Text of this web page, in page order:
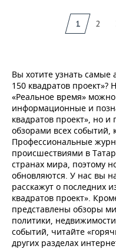
1 2
Вы хотите узнать самые
150 квадратов проект»?
«Реальное время»
информационные и
квадратов проект», но
обзорами всех
Профессиональные
происшествиями в
странах мира, поэтому
обновляются. У нас вы
расскажут о последних
квадратов проект».
представлены обзоры
политики,
событий, читайте
других разделах